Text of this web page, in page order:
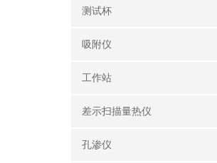
测试杯
吸附仪
工作站
差示扫描量热仪
孔渗仪